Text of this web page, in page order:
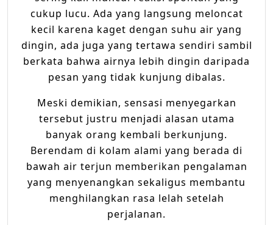
cukup lucu. Ada yang langsung meloncat
kecil karena kaget dengan suhu air yang
dingin, ada juga yang tertawa sendiri sambil
berkata bahwa airnya lebih dingin daripada
pesan yang tidak kunjung dibalas.
Meski demikian, sensasi menyegarkan
tersebut justru menjadi alasan utama
banyak orang kembali berkunjung.
Berendam di kolam alami yang berada di
bawah air terjun memberikan pengalaman
yang menyenangkan sekaligus membantu
menghilangkan rasa lelah setelah
perjalanan.